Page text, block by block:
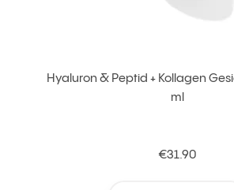
Hyaluron & Peptid + Kollagen
ml
€31.90